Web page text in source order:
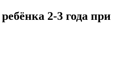
2-3 года при